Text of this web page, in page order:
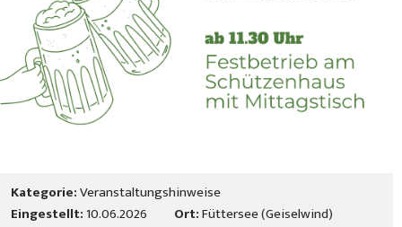
Kategorie:Veranstaltungshinweise
Eingestellt:10.06.2026 Ort:Füttersee (Geiselwind)